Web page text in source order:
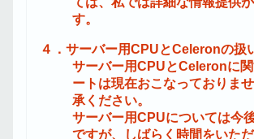
す。
４．サーバー用CPUとCeleronの扱
サーバー用CPUとCeleronに
ートは現在おこなっておりま
承ください。
サーバー用CPUについては今
ですが、しばらく時間をいた